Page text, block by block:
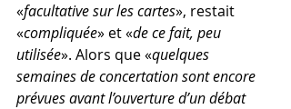
«facultative sur les cartes», restait
«compliquée» et «de ce fait, peu
utilisée». Alors que «quelques
semaines de concertation sont encore
prévues avant l’ouverture d’un débat